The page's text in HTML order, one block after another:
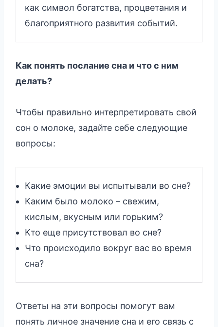
как символ богатства, процветания и
благоприятного развития событий.
Как понять послание сна и что с ним
делать?
Чтобы правильно интерпретировать свой
сон о молоке, задайте себе следующие
вопросы:
Какие эмоции вы испытывали во сне?
Каким было молоко – свежим,
кислым, вкусным или горьким?
Кто еще присутствовал во сне?
Что происходило вокруг вас во время
сна?
Ответы на эти вопросы помогут вам
понять личное значение сна и его связь с